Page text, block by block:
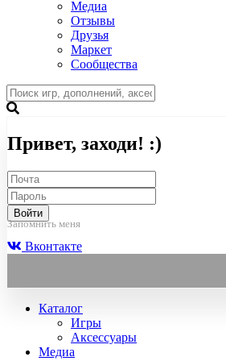
Медиа
Отзывы
Друзья
Маркет
Сообщества
Привет, заходи! :)
Войти
Запомнить меня
Вконтакте
Каталог
Игры
Аксессуары
Медиа